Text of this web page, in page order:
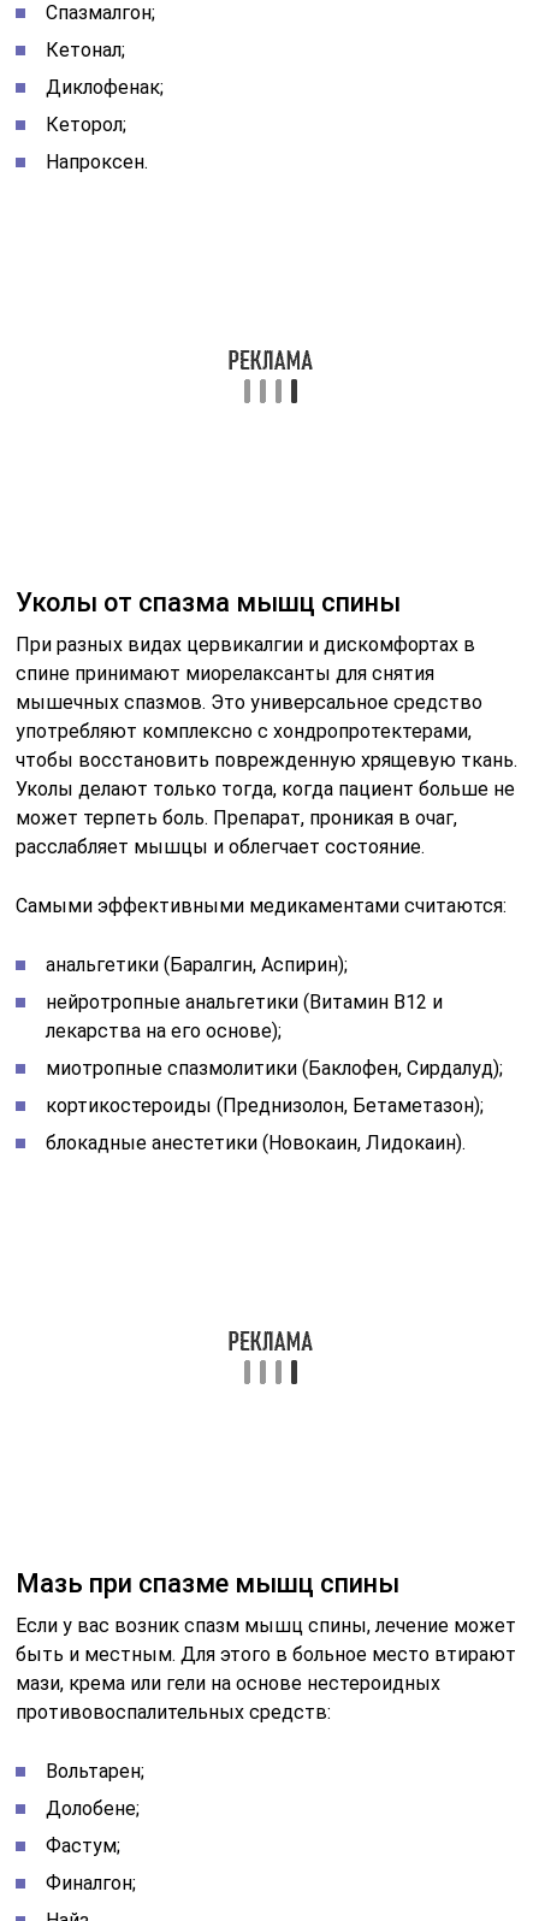
Спазмалгон;
Кетонал;
Диклофенак;
Кеторол;
Напроксен.
Уколы от спазма мышц спины
При разных видах цервикалгии и дискомфортах в
спине принимают миорелаксанты для снятия
мышечных спазмов. Это универсальное средство
употребляют комплексно с хондропротектерами,
чтобы восстановить поврежденную хрящевую ткань.
Уколы делают только тогда, когда пациент больше не
может терпеть боль. Препарат, проникая в очаг,
расслабляет мышцы и облегчает состояние.
Самыми эффективными медикаментами считаются:
анальгетики (Баралгин, Аспирин);
нейротропные анальгетики (Витамин В12 и
лекарства на его основе);
миотропные спазмолитики (Баклофен, Сирдалуд);
кортикостероиды (Преднизолон, Бетаметазон);
блокадные анестетики (Новокаин, Лидокаин).
Мазь при спазме мышц спины
Если у вас возник спазм мышц спины, лечение может
быть и местным. Для этого в больное место втирают
мази, крема или гели на основе нестероидных
противовоспалительных средств:
Вольтарен;
Долобене;
Фастум;
Финалгон;